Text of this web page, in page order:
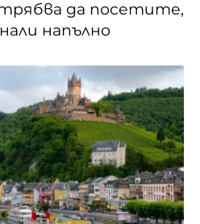
да посетите,
напълно